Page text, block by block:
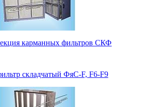
карманных фильтров СКФ
складчатый ФяС-F, F6-F9